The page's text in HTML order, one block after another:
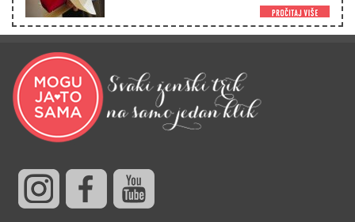
0 dinara, a sve je blistalo i mirisalo
danima!
kamilicom koji pegla bore, briše
nadutost i vraća sjaj licu za 3
minuta!